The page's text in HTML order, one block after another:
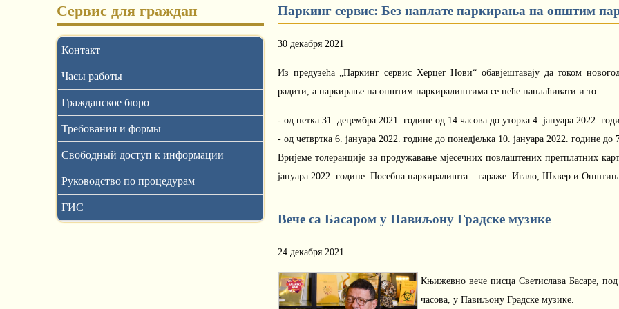
Сервис для граждан
Контакт
Часы работы
Гражданское бюро
Требования и формы
Свободный доступ к информации
Руководство по процедурам
ГИС
Паркинг сервис: Без наплате паркирања на општим
30 декабря 2021
Из предузећа „Паркинг сервис Херцег Нови“ обавјештавају да током
радити, а паркирање на општим паркиралиштима се неће наплаћивати и то:
- од петка 31. децембра 2021. године од 14 часова до уторка 4. јануара 2022.
- од четвртка 6. јануара 2022. године до понедјељка 10. јануара 2022. године
Вријеме толеранције за продужавање мјесечних повлаштених претплатних
јануара 2022. године. Посебна паркиралишта – гараже: Игало, Шквер и
Вече са Басаром у Павиљону Градске музике
24 декабря 2021
Књижевно вече писца Светислава Басаре,
часова, у Павиљону Градске музике.